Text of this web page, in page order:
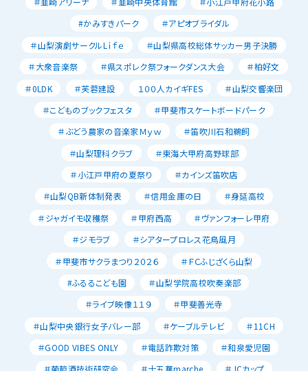
#かみすきパーク
＃アピオブライダル
＃山梨演劇サークルLｉｆｅ
＃山梨県高校総体サッカー男子決勝
＃大衆音楽祭
＃県スポレク祭フォークダンス大会
＃柏好文
＃0LDK
＃芙蓉建設 １００人カイギFES
＃山梨交響楽団
＃こどものブックフェスタ
＃甲斐市スケートボードパーク
＃ぶどう農家の音楽家Ｍｙｗ
＃笛吹川石和鵜飼
＃山梨理科クラブ
＃東海大甲府高野球部
＃小江戸甲府の夏祭り
＃カインズ笛吹店
＃山梨QB新体制発表
＃信用金庫の日
＃身延高校
＃ジャガイモ収穫祭
＃甲府西高
＃ヴァンフォーレ甲府
＃ジモラブ
＃シアタープロレス花鳥風月
＃甲斐市サクラまつり２０２６
＃ＦＣふじざくら山梨
#ふるるこども園
＃山梨学院高校吹奏楽部
＃ライブ映像１１９
＃甲斐善光寺
＃山梨中央銀行女子バレー部
＃ケーブルテレビ
＃11CH
＃GOOD VIBES ONLY
＃電話詐欺対策
＃和泉愛児園